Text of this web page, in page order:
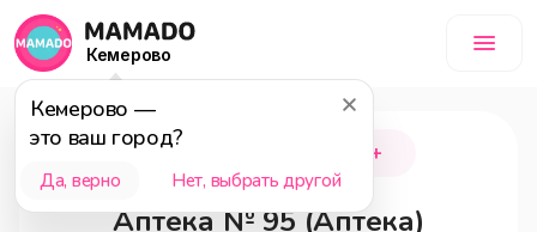
Кемерово
Кемерово —
это ваш город?
Да, верно Нет, выбрать другой
Новокузнецк 18+
Аптека № 95 (Аптека)